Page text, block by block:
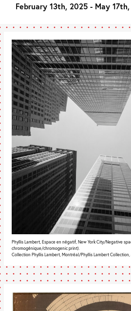
February 13th, 2025 - May
Phyllis Lambert, Espace en négatif, New York City/Negative
chromogénique/chromogenic print).
Collection Phyllis Lambert, Montréal/Phyllis Lambert